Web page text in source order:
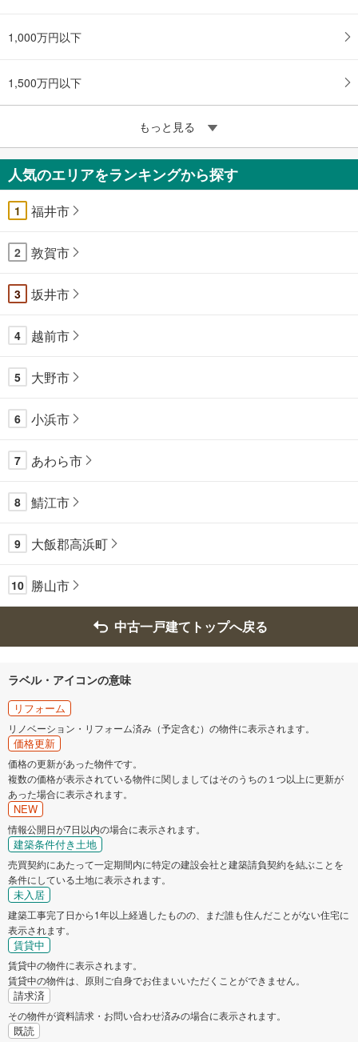
1,000万円以下
1,500万円以下
もっと見る
人気のエリアをランキングから探す
1 福井市
2 敦賀市
3 坂井市
4 越前市
5 大野市
6 小浜市
7 あわら市
8 鯖江市
9 大飯郡高浜町
10 勝山市
中古一戸建てトップへ戻る
ラベル・アイコンの意味
リフォーム
リノベーション・リフォーム済み（予定含む）の物件に表示されます。
価格更新
価格の更新があった物件です。
複数の価格が表示されている物件に関しましてはそのうちの１つ以上に更新が
あった場合に表示されます。
NEW
情報公開日が7日以内の場合に表示されます。
建築条件付き土地
売買契約にあたって一定期間内に特定の建設会社と建築請負契約を結ぶことを
条件にしている土地に表示されます。
未入居
建築工事完了日から1年以上経過したものの、まだ誰も住んだことがない住宅に
表示されます。
賃貸中
賃貸中の物件に表示されます。
賃貸中の物件は、原則ご自身でお住まいいただくことができません。
請求済
その物件が資料請求・お問い合わせ済みの場合に表示されます。
既読